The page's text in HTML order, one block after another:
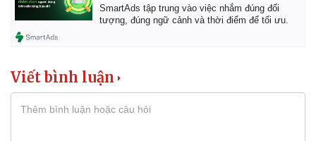
SmartAds tập trung vào việc nhắm đúng đối
tượng, đúng ngữ cảnh và thời điểm để tối ưu.
Viết bình luận